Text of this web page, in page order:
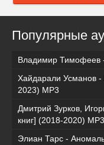
Популярные
Владимир Тимофеев
Хайдарали Усманов
2023) МР3
Дмитрий Зурков,
книг] (2018-2020) МР3
Элиан Тарс -